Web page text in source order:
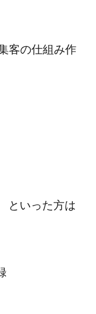
客の仕組み作
といった方は